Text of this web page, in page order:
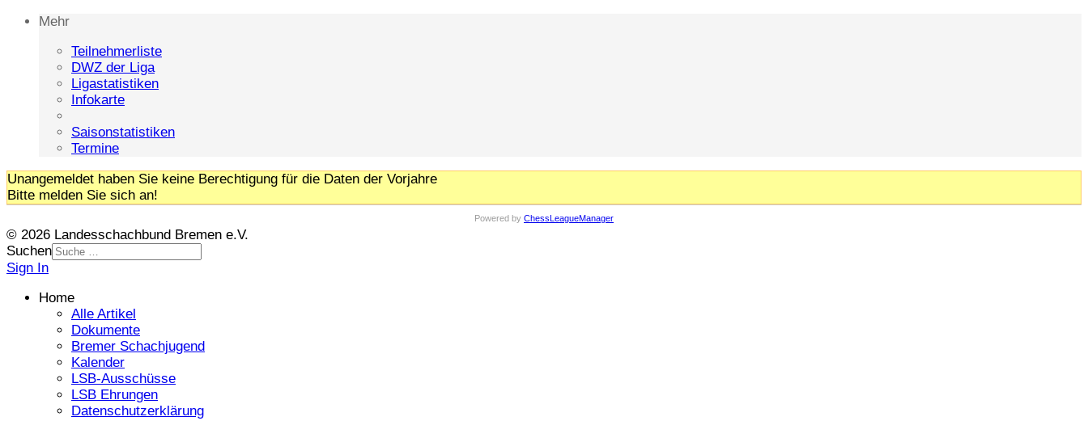
Mehr
Teilnehmerliste
DWZ der Liga
Ligastatistiken
Infokarte
Saisonstatistiken
Termine
Unangemeldet haben Sie keine Berechtigung für die Daten der Vorjahre
Bitte melden Sie sich an!
Powered by ChessLeagueManager
© 2026 Landesschachbund Bremen e.V.
Suchen
Sign In
Home
Alle Artikel
Dokumente
Bremer Schachjugend
Kalender
LSB-Ausschüsse
LSB Ehrungen
Datenschutzerklärung